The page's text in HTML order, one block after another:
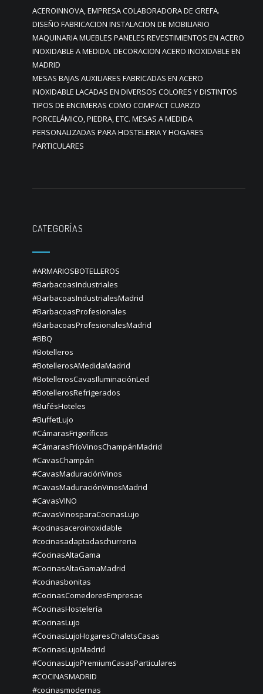
ACEROINNOVA, EMPRESA COLABORADORA DE GREFA.
DISEÑO FABRICACION INSTALACION DE MOBILIARIO
MAQUINARIA MUEBLES PANELES REVESTIMIENTOS EN ACERO
INOXIDABLE A MEDIDA. DECORACION ACERO INOXIDABLE EN
MADRID
MESAS BAJAS AUXILIARES FABRICADAS EN ACERO
INOXIDABLE LACADAS EN DIVERSOS COLORES Y DISTINTOS
TIPOS DE ENCIMERAS COMO COMPACT CUARZO
PORCELÁMICO, PIEDRA, ETC. MESAS A MEDIDA
PERSONALIZADAS PARA HOSTELERIA Y HOGARES
PARTICULARES
CATEGORÍAS
#ARMARIOSBOTELLEROS
#BarbacoasIndustriales
#BarbacoasIndustrialesMadrid
#BarbacoasProfesionales
#BarbacoasProfesionalesMadrid
#BBQ
#Botelleros
#BotellerosAMedidaMadrid
#BotellerosCavasIluminaciónLed
#BotellerosRefrigerados
#BufésHoteles
#BuffetLujo
#CámarasFrigoríficas
#CámarasFríoVinosChampánMadrid
#CavasChampán
#CavasMaduraciónVinos
#CavasMaduraciónVinosMadrid
#CavasVINO
#CavasVinosparaCocinasLujo
#cocinasaceroinoxidable
#cocinasadaptadaschurreria
#CocinasAltaGama
#CocinasAltaGamaMadrid
#cocinasbonitas
#CocinasComedoresEmpresas
#CocinasHostelería
#CocinasLujo
#CocinasLujoHogaresChaletsCasas
#CocinasLujoMadrid
#CocinasLujoPremiumCasasParticulares
#COCINASMADRID
#cocinasmodernas